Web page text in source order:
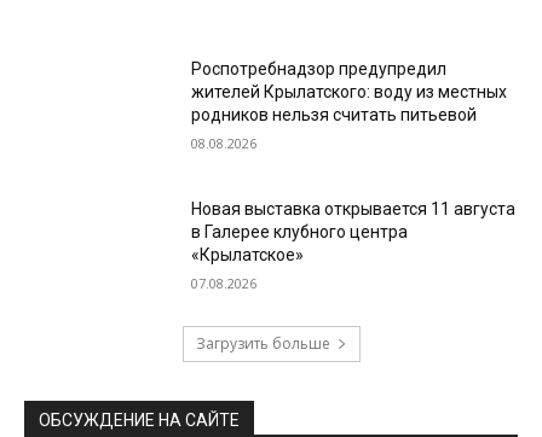
Роспотребнадзор предупредил
жителей Крылатского: воду из местных
родников нельзя считать питьевой
08.08.2026
Новая выставка открывается 11 августа
в Галерее клубного центра
«Крылатское»
07.08.2026
Загрузить больше
ОБСУЖДЕНИЕ НА САЙТЕ